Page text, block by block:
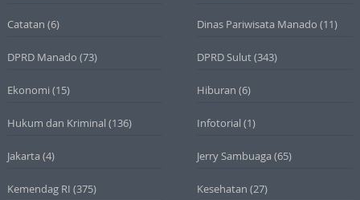
Catatan (6) Dinas Pariwisata Manado (11)
DPRD Manado (73) DPRD Sulut(343)
Ekonomi (15) Hiburan (6)
Hukum dan Kriminal (136) Infotorial (1)
Jakarta (4) Jerry Sambuaga (65)
Kemendag RI (375) Kesehatan (27)